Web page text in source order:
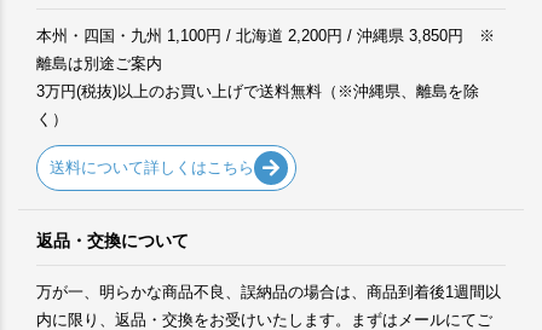
本州・四国・九州 1,100円 / 北海道 2,200円 / 沖縄県 3,850円 ※
離島は別途ご案内
3万円(税抜)以上のお買い上げで送料無料（※沖縄県、離島を除
く）
送料について詳しくはこちら
返品・交換について
万が一、明らかな商品不良、誤納品の場合は、商品到着後1週間以
内に限り、返品・交換をお受けいたします。まずはメールにてご